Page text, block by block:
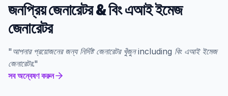
জনপ্রিয় জেনারেটর&বিং এআই ইমেজ
জেনারেটর
" আপনার প্রয়োজনের জন্য নির্দিষ্ট জেনারেটর খুঁজুনincluding বিং এআই ইমেজ
জেনারেটর."
সব অন্বেষণ করুন